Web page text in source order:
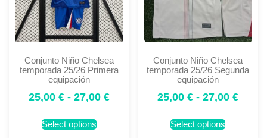
Conjunto Niño Chelsea
temporada 25/26 Primera
equipación
25,00 € - 27,00 €
Select options
Conjunto Niño Chelsea
temporada 25/26 Segunda
equipación
25,00€ - 27,00€
Select options